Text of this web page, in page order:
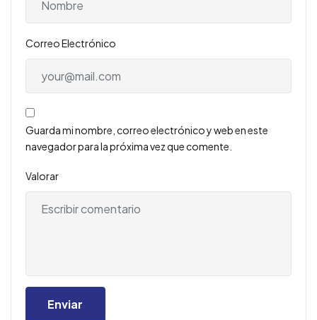
Correo Electrónico
Guarda mi nombre, correo electrónico y web en este
navegador para la próxima vez que comente.
Valorar